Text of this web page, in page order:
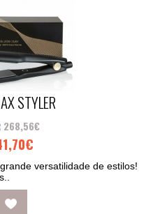
STYLER
268,56€
versatilidade de estilos!